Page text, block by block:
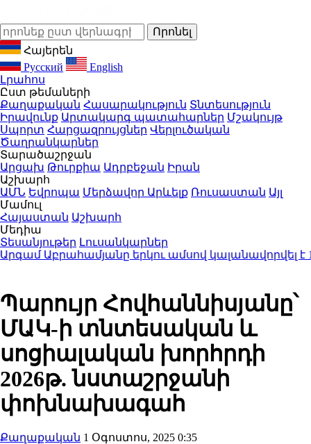
Հայերեն
Русский
English
Լրահոս
Ըստ թեմաների
Քաղաքական Հասարակություն Տնտեսություն
Իրավունք Արտակարգ պատահարներ Մշակույթ
Սպորտ Հարցազրույցներ Վերլուծական
Ծաղրանկարներ
Տարածաշրջան
Արցախ Թուրքիա Ադրբեջան Իրան
Աշխարհ
ԱՄՆ Եվրոպա Մերձավոր Արևելք Ռուսաստան Այլ
Մամուլ
Հայաստան Աշխարհ
Մեդիա
Տեսանյութեր Լուսանկարներ
Աբրահամյանը երկու ամսով կալանավորվել է1:12
Պարույր Հովհաննիսյանը՝
ՄԱԿ-ի տնտեսական և
սոցիալական խորհրդի
2026թ. նստաշրջանի
փոխնախագահ
Քաղաքական 1 Օգոստոս, 2025 0:35